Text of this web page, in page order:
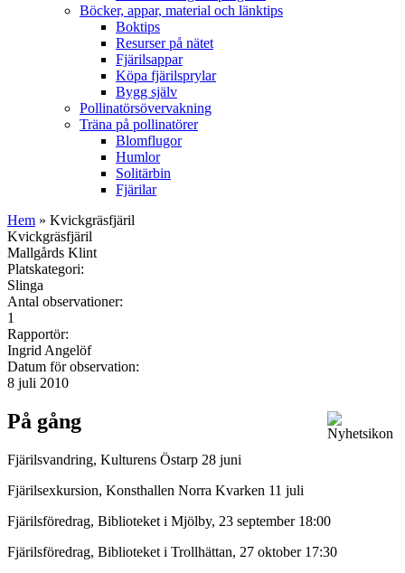
Böcker, appar, material och länktips
Boktips
Resurser på nätet
Fjärilsappar
Köpa fjärilsprylar
Bygg själv
Pollinatörsövervakning
Träna på pollinatörer
Blomflugor
Humlor
Solitärbin
Fjärilar
Hem » Kvickgräsfjäril
Kvickgräsfjäril
Mallgårds Klint
Platskategori:
Slinga
Antal observationer:
1
Rapportör:
Ingrid Angelöf
Datum för observation:
8 juli 2010
På gång
Fjärilsvandring, Kulturens Östarp 28 juni
Fjärilsexkursion, Konsthallen Norra Kvarken 11 juli
Fjärilsföredrag, Biblioteket i Mjölby, 23 september 18:00
Fjärilsföredrag, Biblioteket i Trollhättan, 27 oktober 17:30